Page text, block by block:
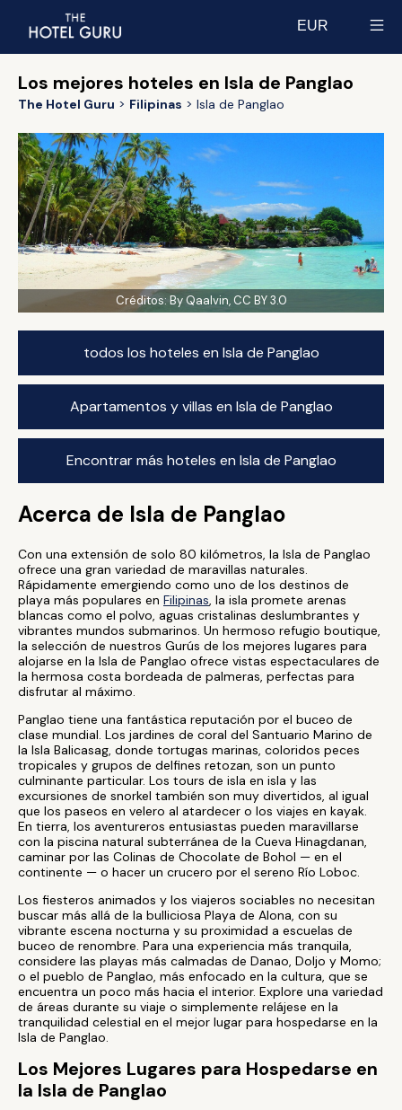
EUR
Los mejores hoteles en Isla de Panglao
The Hotel Guru Filipinas Isla de Panglao
Créditos: By Qaalvin, CC BY 3.0
todos los hoteles en Isla de Panglao
Apartamentos y villas en Isla de Panglao
Encontrar más hoteles en Isla de Panglao
Acerca de Isla de Panglao
Con una extensión de solo 80 kilómetros, la Isla de Panglao
ofrece una gran variedad de maravillas naturales.
Rápidamente emergiendo como uno de los destinos de
playa más populares en Filipinas, la isla promete arenas
blancas como el polvo, aguas cristalinas deslumbrantes y
vibrantes mundos submarinos. Un hermoso refugio boutique,
la selección de nuestros Gurús de los mejores lugares para
alojarse en la Isla de Panglao ofrece vistas espectaculares de
la hermosa costa bordeada de palmeras, perfectas para
disfrutar al máximo.
Panglao tiene una fantástica reputación por el buceo de
clase mundial. Los jardines de coral del Santuario Marino de
la Isla Balicasag, donde tortugas marinas, coloridos peces
tropicales y grupos de delfines retozan, son un punto
culminante particular. Los tours de isla en isla y las
excursiones de snorkel también son muy divertidos, al igual
que los paseos en velero al atardecer o los viajes en kayak.
En tierra, los aventureros entusiastas pueden maravillarse
con la piscina natural subterránea de la Cueva Hinagdanan,
caminar por las Colinas de Chocolate de Bohol — en el
continente — o hacer un crucero por el sereno Río Loboc.
Los fiesteros animados y los viajeros sociables no necesitan
buscar más allá de la bulliciosa Playa de Alona, con su
vibrante escena nocturna y su proximidad a escuelas de
buceo de renombre. Para una experiencia más tranquila,
considere las playas más calmadas de Danao, Doljo y Momo;
o el pueblo de Panglao, más enfocado en la cultura, que se
encuentra un poco más hacia el interior. Explore una variedad
de áreas durante su viaje o simplemente relájese en la
tranquilidad celestial en el mejor lugar para hospedarse en la
Isla de Panglao.
Los Mejores Lugares para Hospedarse en
la Isla de Panglao